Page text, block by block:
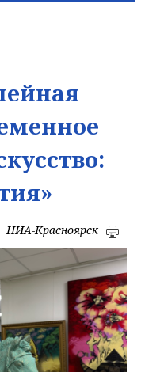
НИА-Красноярск